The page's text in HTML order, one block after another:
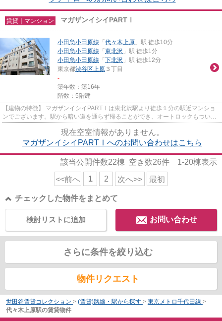
賃貸｜マンション マガザンイシイPARTⅠ
小田急小田原線 「代々木上原 」駅 徒歩10分
小田急小田原線 「東北沢 」駅 徒歩1分
小田急小田原線 「下北沢 」駅 徒歩12分
東京都渋谷区 上原 ３丁目
-
築年数：築16年
階数：5階建
【建物の特徴】 マガザンイシイPARTⅠは東北沢駅より徒歩１分の駅近マンショ
ンでございます。駅から暗い道を通らず帰ることができ、オートロックもついて
おりますので女性の方でも安心...
現在空室情報がありません。
マガザンイシイPARTⅠへのお問い合わせはこちら
該当公開件数22棟 空き数26件 1-20棟表示
<<前へ 1 2 次へ>> 最初
チェックした物件をまとめて
お問い合わせ
検討リストに追加
さらに条件を絞り込む
物件リクエスト
世田谷賃貸コレクション > (賃貸)路線・駅から探す > 東京メトロ千代田線 >
代々木上原駅の賃貸物件